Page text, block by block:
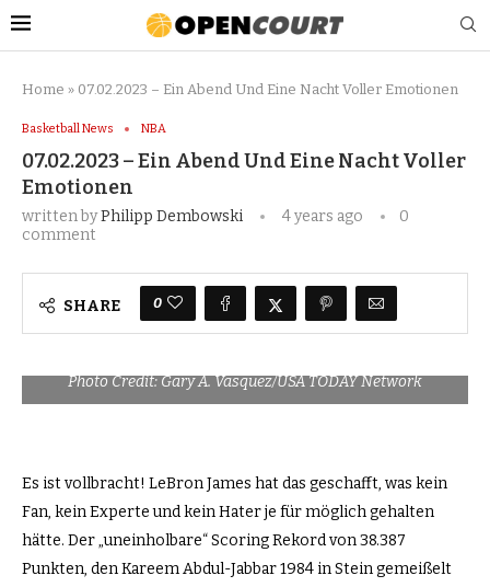
Home » 07.02.2023 – Ein Abend Und Eine Nacht Voller Emotionen
Basketball News NBA
07.02.2023 – Ein Abend Und Eine Nacht Voller
Emotionen
written byPhilipp Dembowski 4 years ago
0
comment
SHARE 0
Photo Credit: Gary A. Vasquez/USA TODAY Network
Es ist vollbracht! LeBron James hat das geschafft, was kein
Fan, kein Experte und kein Hater je für möglich gehalten
hätte. Der „uneinholbare“ Scoring Rekord von 38.387
Punkten, den Kareem Abdul-Jabbar 1984 in Stein gemeißelt